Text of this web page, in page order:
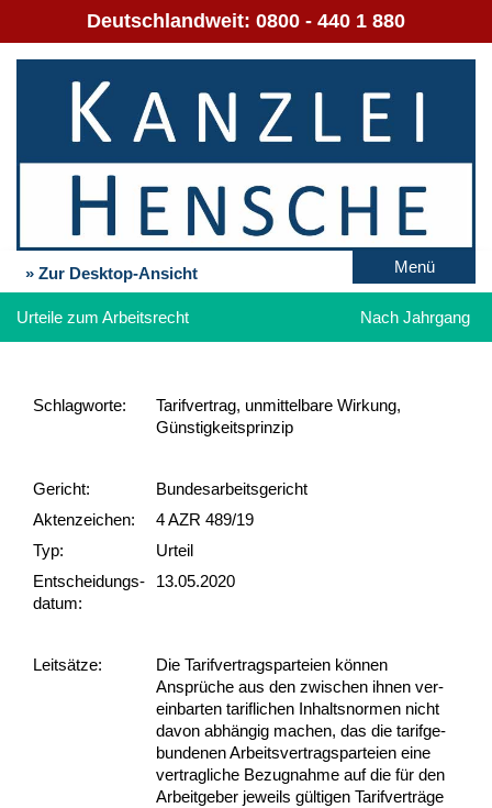
Deutschlandweit: 0800 - 440 1 880
» Zur Desktop-Ansicht Menü
Urteile zum Arbeitsrecht Nach Jahrgang
Schlag­worte:
Tarifvertrag, unmittelbare Wirkung,
Günstigkeitsprinzip
Gericht:
Bundesarbeitsgericht
Akten­zeichen:
4 AZR 489/19
Typ:
Urteil
Ent­scheid­ungs­
datum:
13.05.2020
Leit­sätze:
Die Ta­rif­ver­trags­par­tei­en können
Ansprüche aus den zwi­schen ih­nen ver­
ein­bar­ten ta­rif­li­chen In­halts­nor­men nicht
da­von abhängig ma­chen, das die ta­rif­ge­
bun­de­nen Ar­beits­ver­trags­par­tei­en ei­ne
ver­trag­li­che Be­zug­nah­me auf die für den
Ar­beit­ge­ber je­weils gülti­gen Ta­rif­verträge